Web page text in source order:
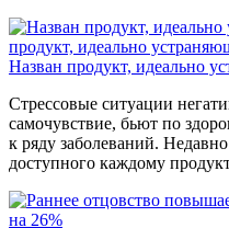
продукт, идеально
Назван продукт, идеально
Стрессовые ситуации
самочувствие, бьют по
к ряду заболеваний.
доступного каждому